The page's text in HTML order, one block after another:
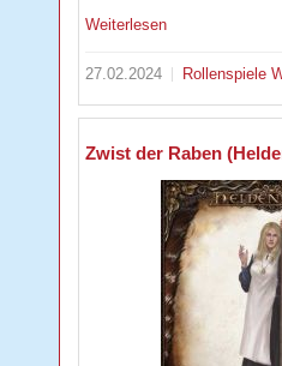
Weiterlesen
27.02.2024 Rollenspiele
Zwist der Raben